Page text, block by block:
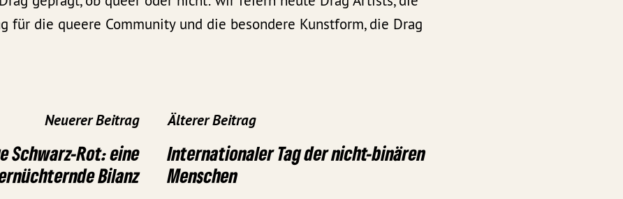
für die queere Community und die besondere Kunstform, die Drag
Neuerer Beitrag
Schwarz-Rot: eine
Bilanz
Älterer Beitrag
Internationaler Tag der nicht-binären
Menschen